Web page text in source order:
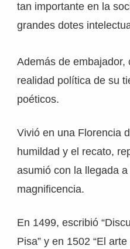
tan importante en la
grandes dotes
Además de
realidad política de su
poéticos.
Vivió en una Florencia
humildad y el recato,
asumió con la llegada
magnificencia.
En 1499, escribió
Pisa” y en 1502 “El